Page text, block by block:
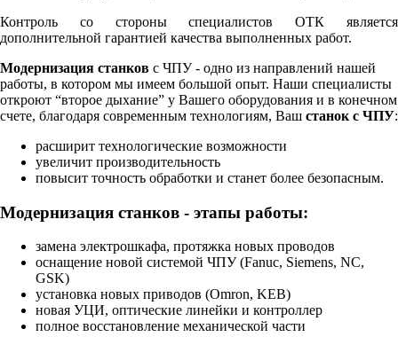
Контроль со стороны специалистов ОТК является
дополнительной гарантией качества выполненных работ.
Модернизация станков с ЧПУ - одно из направлений нашей
работы, в котором мы имеем большой опыт. Наши специалисты
откроют “второе дыхание” у Вашего оборудования и в конечном
счете, благодаря современным технологиям, Ваш станок с ЧПУ:
расширит технологические возможности
увеличит производительность
повысит точность обработки и станет более безопасным.
Модернизация станков - этапы работы:
замена электрошкафа, протяжка новых проводов
оснащение новой системой ЧПУ (Fanuc, Siemens, NC,
GSK)
установка новых приводов (Omron, KEB)
новая УЦИ, оптические линейки и контроллер
полное восстановление механической части